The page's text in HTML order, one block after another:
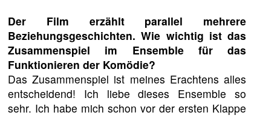
Der Film erzählt parallel mehrere
Beziehungsgeschichten. Wie wichtig ist das
Zusammenspiel im Ensemble für das
Funktionieren der Komödie?
Das Zusammenspiel ist meines Erachtens alles
entscheidend! Ich liebe dieses Ensemble so
sehr. Ich habe mich schon vor der ersten Klappe